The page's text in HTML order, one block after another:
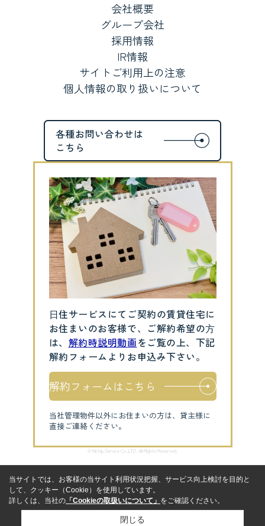
会社概要
グループ会社
採用情報
IR情報
サイトご利用上の注意
個人情報の取り扱いについて
⽇住サービスにてご契約の賃貸住宅に
お住まいのお客様で、ご解約希望の⽅
は、 解約時説明動画をご覧の上、下記
解約フォームよりお申込み下さい。
解約フォームはこちら
当社管理物件以外にお住まいの方は、貸主様に
直接ご連絡ください。
© Nichiju Service Co.,LTD. All Rights Reserved.
当サイトでは、お客様の当サイト利用状況把握、サービス向上検討を目的と
して、クッキー（Cookie）を使用しています。
詳しくは、当社の 「Cookieの取扱いについて」 をご確認ください。
閉じる